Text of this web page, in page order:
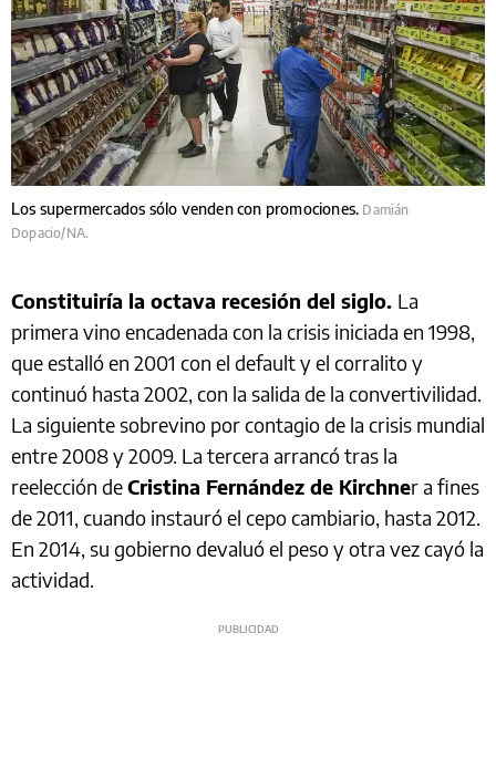
Los supermercados sólo venden con promociones. Damián
Dopacio/NA.
Constituiría la octava recesión del siglo. La
primera vino encadenada con la crisis iniciada en 1998,
que estalló en 2001 con el default y el corralito y
continuó hasta 2002, con la salida de la convertivilidad.
La siguiente sobrevino por contagio de la crisis mundial
entre 2008 y 2009. La tercera arrancó tras la
reelección deCristina Fernández de Kirchner a fines
de 2011, cuando instauró el cepo cambiario, hasta 2012.
En 2014, su gobierno devaluó el peso y otra vez cayó la
actividad.